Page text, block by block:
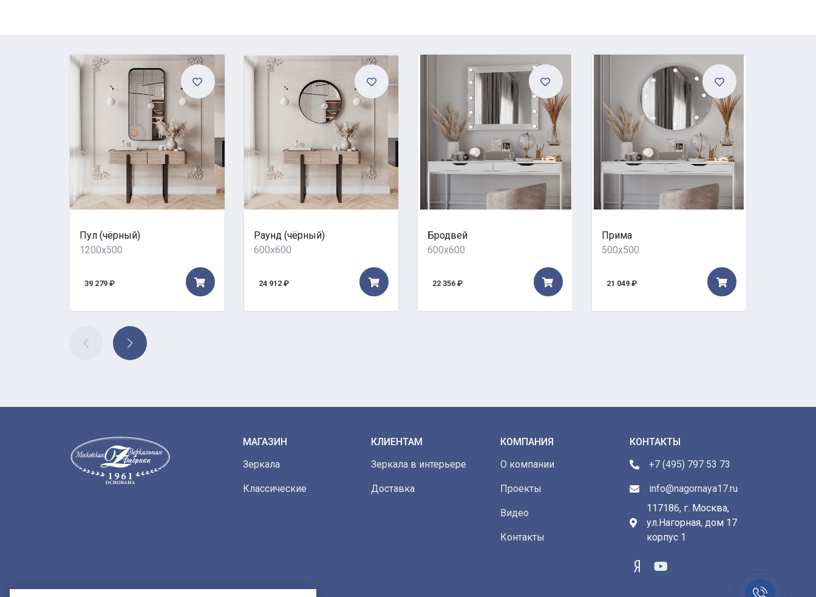
Пул (чёрный)
1200x500
39 279 ₽
Раунд (чёрный)
600x600
24 912 ₽
Бродвей
600x600
22 356 ₽
Прима
500x500
21 049 ₽
МАГАЗИН
Зеркала
Классические
КЛИЕНТАМ
Зеркала в интерьере
Доставка
КОМПАНИЯ
О компании
Проекты
Видео
Контакты
КОНТАКТЫ
+7 (495) 797 53 73
info@nagornaya17.ru
117186, г. Москва,
ул.Нагорная, дом 17
корпус 1
Заказать